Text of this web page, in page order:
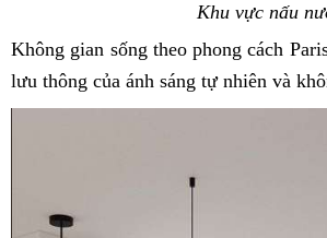
Khu vực nấu
Không gian sống theo phong cách
lưu thông của ánh sáng tự nhiên và